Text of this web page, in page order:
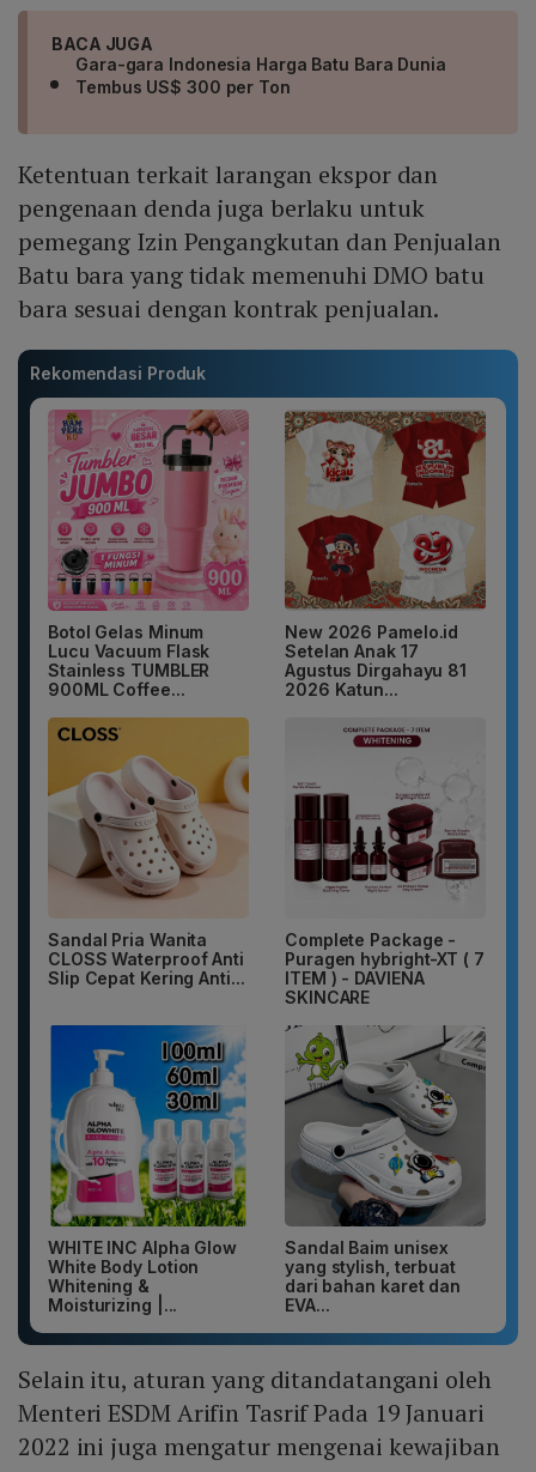
BACA JUGA
Gara-gara Indonesia Harga Batu Bara Dunia
Tembus US$ 300 per Ton
Ketentuan terkait larangan ekspor dan
pengenaan denda juga berlaku untuk
pemegang Izin Pengangkutan dan Penjualan
Batu bara yang tidak memenuhi DMO batu
bara sesuai dengan kontrak penjualan.
Rekomendasi Produk
Botol Gelas Minum
Lucu Vacuum Flask
Stainless TUMBLER
900ML Coffee...
New 2026 Pamelo.id
Setelan Anak 17
Agustus Dirgahayu 81
2026 Katun...
Sandal Pria Wanita
CLOSS Waterproof Anti
Slip Cepat Kering Anti...
Complete Package -
Puragen hybright-XT ( 7
ITEM ) - DAVIENA
SKINCARE
WHITE INC Alpha Glow
White Body Lotion
Whitening &
Moisturizing |...
Sandal Baim unisex
yang stylish, terbuat
dari bahan karet dan
EVA...
Selain itu, aturan yang ditandatangani oleh
Menteri ESDM Arifin Tasrif Pada 19 Januari
2022 ini juga mengatur mengenai kewajiban